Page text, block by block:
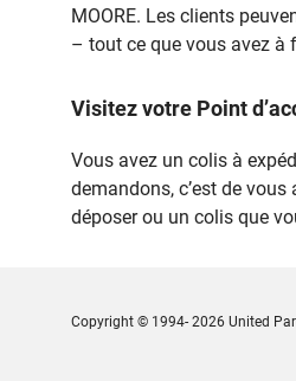
MOORE. Les clients
– tout ce que vous avez à
Visitez votre Point
Vous avez un colis à
demandons, c’est de
déposer ou un colis que
Copyright © 1994- 2026 United